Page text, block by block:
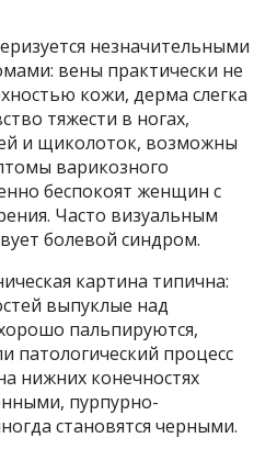
незначительными
вены практически не
кожи, дерма слегка
тяжести в ногах,
и щиколоток, возможны
варикозного
беспокоят женщин с
Часто визуальным
болевой синдром.
картина типична:
выпуклые над
пальпируются,
патологический процесс
нижних конечностях
пурпурно-
становятся черными.